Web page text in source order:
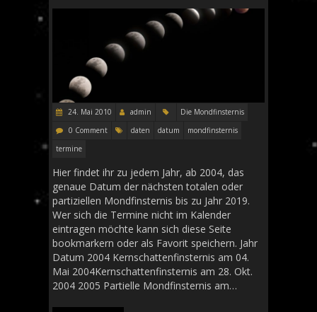
24. Mai 2010 admin
Die Mondfinsternis
0 Comment
daten datum
mondfinsternis
termine
Hier findet ihr zu jedem Jahr, ab 2004, das
genaue Datum der nächsten totalen oder
partiziellen Mondfinsternis bis zu Jahr 2019.
Wer sich die Termine nicht im Kalender
eintragen möchte kann sich diese Seite
bookmarkern oder als Favorit speichern. Jahr
Datum 2004 Kernschattenfinsternis am 04.
Mai 2004Kernschattenfinsternis am 28. Okt.
2004 2005 Partielle Mondfinsternis am…